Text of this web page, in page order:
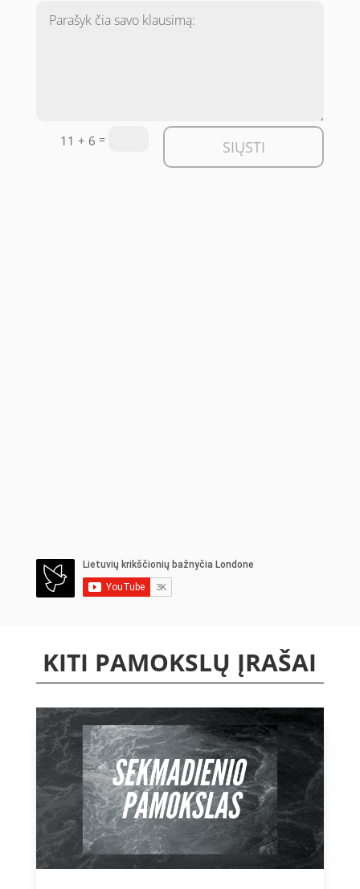
11 + 6 = SIŲSTI
KITI PAMOKSLŲ ĮRAŠAI